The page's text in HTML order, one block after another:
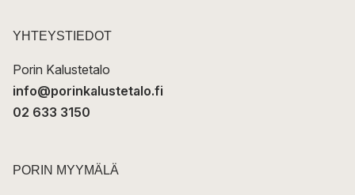
t
YHTEYSTIEDOT
Porin Kalustetalo
info@porinkalustetalo.fi
02 633 3150
PORIN MYYMÄLÄ